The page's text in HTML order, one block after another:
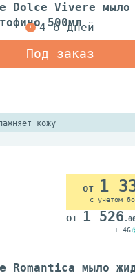
Dolce Vivere мыло
500мл
кожу
Romantica мыло
1
с учетом
1 526
+ 46